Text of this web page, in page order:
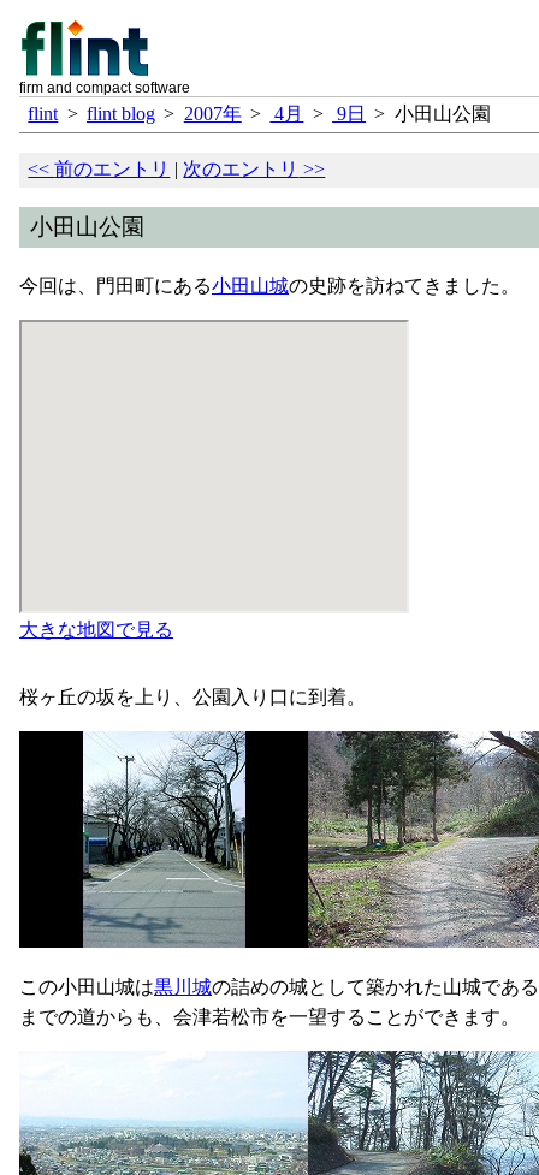
firm and compact software
flint > flint blog > 2007年 > 4月 > 9日 > 小田山公園
<<前のエントリ | 次のエントリ >>
小田山公園
今回は、門田町にある小田山城の史跡を訪ねてきました。
大きな地図で見る
桜ヶ丘の坂を上り、公園入り口に到着。
この小田山城は黒川城の詰めの城として築かれた山城であ
までの道からも、会津若松市を一望することができます。